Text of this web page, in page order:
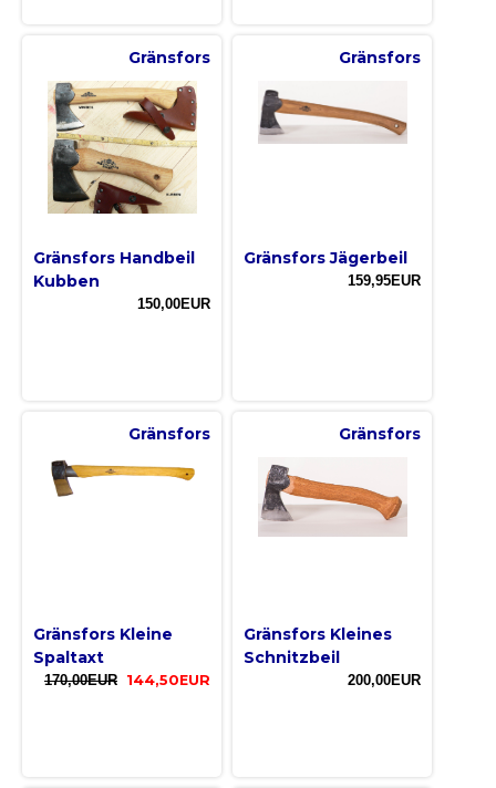
Gränsfors
Gränsfors Handbeil
Kubben
150,00EUR
Gränsfors
Gränsfors Jägerbeil
159,95EUR
Gränsfors
Gränsfors Kleine
Spaltaxt
170,00EUR 144,50EUR
Gränsfors
Gränsfors Kleines
Schnitzbeil
200,00EUR